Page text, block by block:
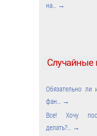
на… →
Случайные
Обязательно ли
фан… →
Все! Хочу
делать?… →